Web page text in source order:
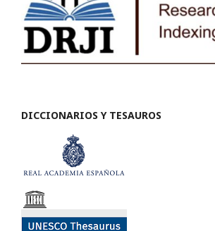
DICCIONARIOS Y TESAUROS